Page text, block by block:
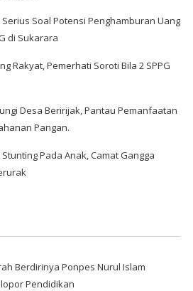
Serius Soal Potensi Penghamburan Uang
di Sukarara
Rakyat, Pemerhati Soroti Bila 2 SPPG
Desa Beririjak, Pantau Pemanfaatan
Pangan.
Pada Anak, Camat Gangga
Berdirinya Ponpes Nurul Islam
Pendidikan